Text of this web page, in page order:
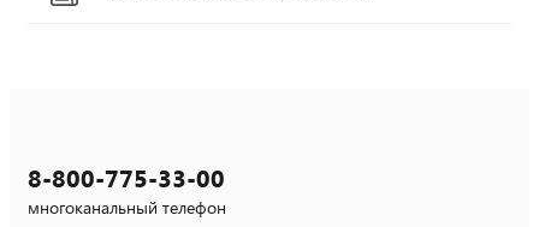
8-800-775-33-00
многоканальный телефон